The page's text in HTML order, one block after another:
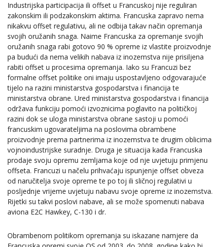
Industrijska participacija ili offset u Francuskoj nije reguliran
zakonskim ili podzakonskim aktima. Francuska zapravo nema
nikakvu offset regulativu, ali ne odbija takav način opremanja
svojih oružanih snaga. Naime Francuska za opremanje svojih
oružanih snaga rabi gotovo 90 % opreme iz vlastite proizvodnje
pa budući da nema velikih nabava iz inozemstva nije prisiljena
rabiti offset u procesima opremanja. Iako su Francuzi bez
formalne offset politike oni imaju uspostavljeno odgovarajuće
tijelo na razini ministarstva gospodarstva i financija te
ministarstva obrane. Ured ministarstva gospodarstva i financija
održava funkciju pomoći izvoznicima poglavito na političkoj
razini dok se uloga ministarstva obrane sastoji u pomoći
francuskim ugovarateljima na poslovima obrambene
proizvodnje prema partnerima iz inozemstva te drugim oblicima
vojnoindustrijske suradnje. Druga je situacija kada Francuska
prodaje svoju opremu zemljama koje od nje uvjetuju primjenu
offseta. Francuzi u načelu prihvaćaju ispunjenje offset obveza
od naručitelja svoje opreme te po toj ili sličnoj regulativi u
posljednje vrijeme uvjetuju nabavu svoje opreme iz inozemstva.
Rijetki su takvi poslovi nabave, ali se može spomenuti nabava
aviona E2C Hawkey, C-130 i dr.
Obrambenom politikom opremanja su iskazane namjere da